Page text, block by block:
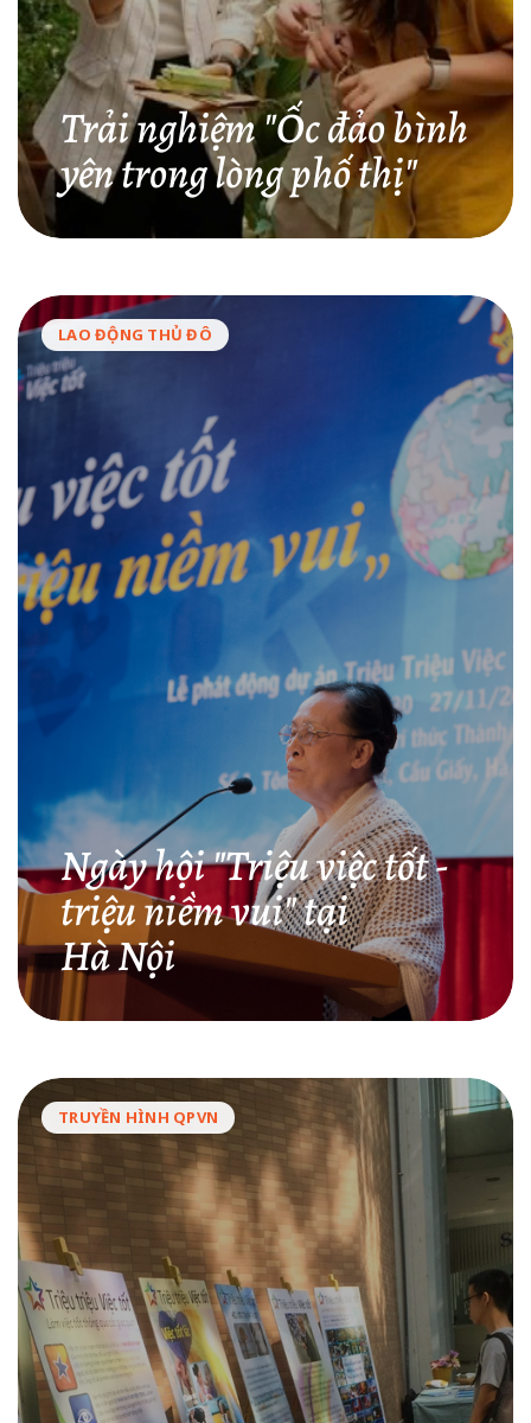
Trải nghiệm "Ốc đảo bình
yên trong lòng phố thị"
LAO ĐỘNG THỦ ĐÔ
Ngày hội "Triệu việc tốt -
triệu niềm vui" tại
Hà Nội
TRUYỀN HÌNH QPVN